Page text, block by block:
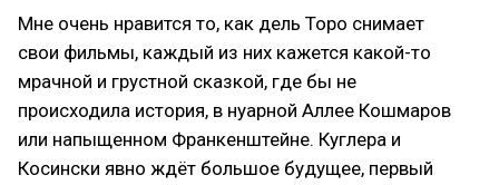
Мне очень нравится то, как дель Торо снимает
свои фильмы, каждый из них кажется какой-то
мрачной и грустной сказкой, где бы не
происходила история, в нуарной Аллее Кошмаров
или напыщенном Франкенштейне. Куглера и
Косински явно ждёт большое будущее, первый